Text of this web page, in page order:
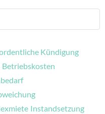
Kündigung
Betriebskosten
Instandsetzung